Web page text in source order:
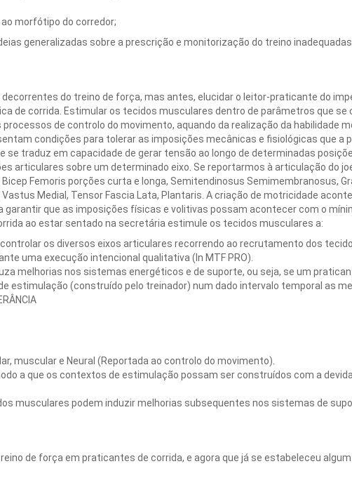
morfótipo do corredor;
generalizadas sobre a prescrição e monitorização do treino
do treino de força, mas antes, elucidar o leitor-praticante do
de corrida. Estimular os tecidos musculares dentro de parâmetros que se
de controlo do movimento, aquando da realização da habilidade
condições para tolerar as imposições mecânicas e fisiológicas que a
traduz em capacidade de gerar tensão ao longo de determinadas
articulares sobre um determinado eixo. Se reportarmos à articulação do
Femoris porções curta e longa, Semitendinosus Semimembranosus,
Medial, Tensor Fascia Lata, Plantaris. A criação de motricidade
que as imposições físicas e volitivas possam acontecer com o
ao estar sentado na secretária estimule os tecidos musculares a:
os diversos eixos articulares recorrendo ao recrutamento dos
uma execução intencional qualitativa (In MTF PRO).
melhorias nos sistemas energéticos e de suporte, ou seja, se um
estimulação (construído pelo treinador) num dado intervalo temporal as
muscular e Neural (Reportada ao controlo do movimento).
a que os contextos de estimulação possam ser construídos com a
musculares podem induzir melhorias subsequentes nos sistemas de
de força em praticantes de corrida, e agora que já se estabeleceu